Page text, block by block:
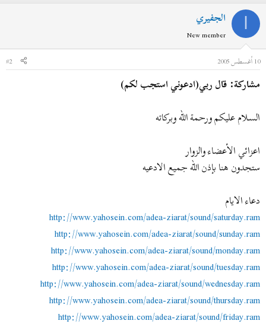
الجفيري
New member
10 أغسطس 2005
#2
مشاركة: قال ربي(ادعوني استجب لكم)
السـلام عليكم ورحمة الله وبركاته
اعزائي الأعضاء والزوار
ستجدون هنا بإذن الله جميع الادعيه
دعاء الايام
http://www.yahosein.com/adea-ziarat/sound/saturday.ram
http://www.yahosein.com/adea-ziarat/sound/sunday.ram
http://www.yahosein.com/adea-ziarat/sound/monday.ram
http://www.yahosein.com/adea-ziarat/sound/tuesday.ram
http://www.yahosein.com/adea-ziarat/sound/wednesday.ram
http://www.yahosein.com/adea-ziarat/sound/thursday.ram
http://www.yahosein.com/adea-ziarat/sound/friday.ram